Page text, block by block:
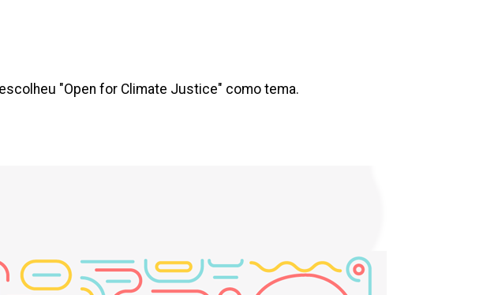
"Open for Climate Justice" como tema.